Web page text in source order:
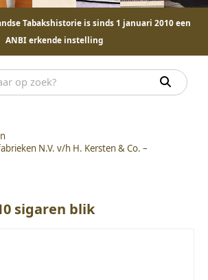
Tabakshistorie is sinds 1 januari 2010 een
ANBI erkende instelling
N.V. v/h H. Kersten & Co. –
sigaren blik